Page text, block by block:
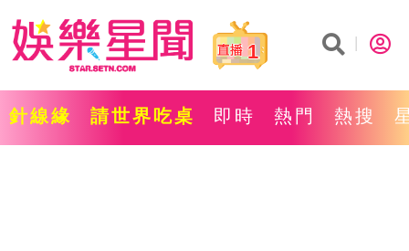
1
針線緣 請世界吃桌 即時 熱門 熱搜